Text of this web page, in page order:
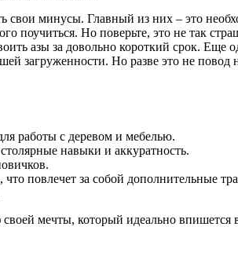
свои минусы. Главный из них – это
поучиться. Но поверьте, это не так
азы за довольно короткий срок.
загруженности. Но разве это не повод
работы с деревом и мебелью.
навыки и аккуратность.
повлечет за собой дополнительные
мечты, который идеально